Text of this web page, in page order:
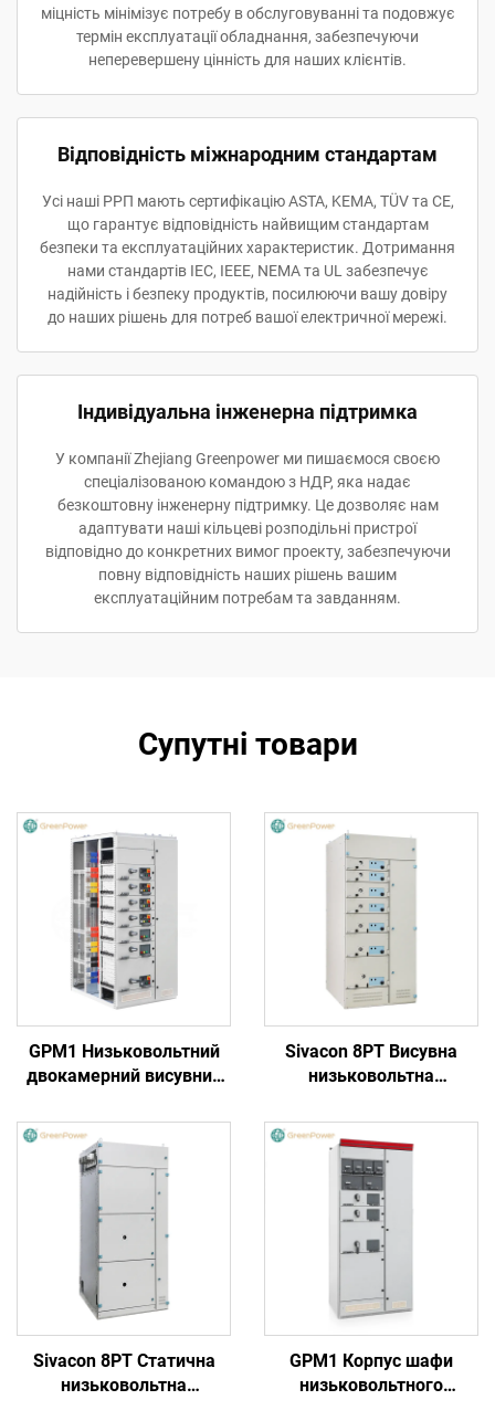
міцність мінімізує потребу в обслуговуванні та подовжує
термін експлуатації обладнання, забезпечуючи
неперевершену цінність для наших клієнтів.
Відповідність міжнародним стандартам
Усі наші РРП мають сертифікацію ASTA, KEMA, TÜV та CE,
що гарантує відповідність найвищим стандартам
безпеки та експлуатаційних характеристик. Дотримання
нами стандартів IEC, IEEE, NEMA та UL забезпечує
надійність і безпеку продуктів, посилюючи вашу довіру
до наших рішень для потреб вашої електричної мережі.
Індивідуальна інженерна підтримка
У компанії Zhejiang Greenpower ми пишаємося своєю
спеціалізованою командою з НДР, яка надає
безкоштовну інженерну підтримку. Це дозволяє нам
адаптувати наші кільцеві розподільні пристрої
відповідно до конкретних вимог проекту, забезпечуючи
повну відповідність наших рішень вашим
експлуатаційним потребам та завданням.
Супутні товари
GPM1 Низьковольтний
двокамерний висувний
Sivacon 8PT Висувна
низьковольтна
Sivacon 8PT Статична
низьковольтна
GPM1 Корпус шафи
низьковольтного